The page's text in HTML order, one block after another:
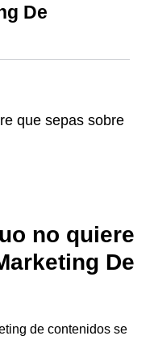
De
no quiere
De
de contenidos se